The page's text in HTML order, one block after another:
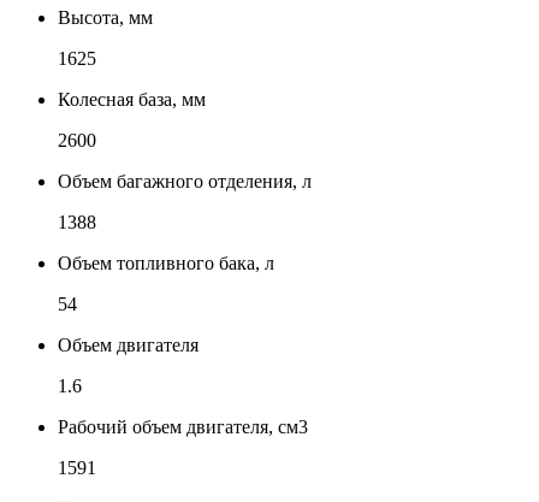
Высота, мм
1625
Колесная база, мм
2600
Объем багажного отделения, л
1388
Объем топливного бака, л
54
Объем двигателя
1.6
Рабочий объем двигателя, см3
1591